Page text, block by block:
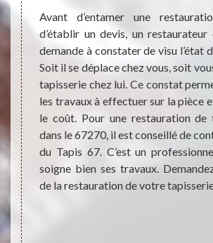
67 a
et
de
et
les
les
de
se
En
à le
Avant d’entamer une
d’établir un devis, un restaurateur
demande à constater de visu l’état
Soit il se déplace chez vous, soit
tapisserie chez lui. Ce constat
les travaux à effectuer sur la pièce
le coût. Pour une restauration de
dans le 67270, il est conseillé de
du Tapis 67. C’est un
soigne bien ses travaux.
de la restauration de votre